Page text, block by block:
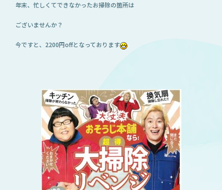
年末、忙しくてできなかったお掃除の箇所は
ございませんか？
今ですと、2200円offとなっております